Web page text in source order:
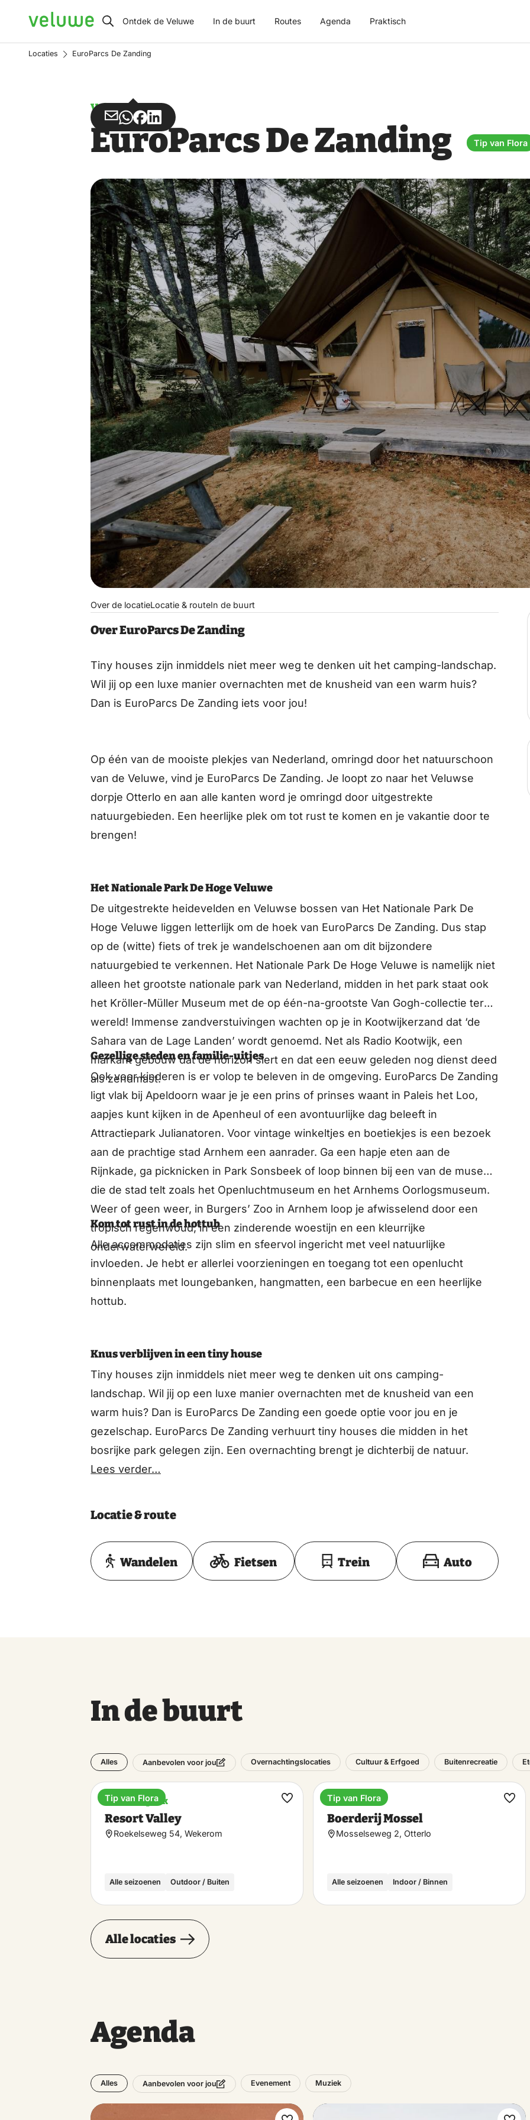
Veluwe Ontdek de Veluwe In de buurt Routes Agenda Praktisch
Locaties EuroParcs De Zanding
Vakantiepark
Deel
via
Deel
via
Deel
op
Deel
op
EuroParcs De Zanding Tip van Flora
Over de locatieLocatie & routeIn de buurt
Over EuroParcs De Zanding
Tiny houses zijn inmiddels niet meer weg te denken uit het camping-landschap.
Wil jij op een luxe manier overnachten met de knusheid van een warm huis?
Dan is EuroParcs De Zanding iets voor jou!
Op één van de mooiste plekjes van Nederland, omringd door het natuurschoon
van de Veluwe, vind je EuroParcs De Zanding. Je loopt zo naar het Veluwse
dorpje Otterlo en aan alle kanten word je omringd door uitgestrekte
natuurgebieden. Een heerlijke plek om tot rust te komen en je vakantie door te
brengen!
Het Nationale Park De Hoge Veluwe
De uitgestrekte heidevelden en Veluwse bossen van Het Nationale Park De
Hoge Veluwe liggen letterlijk om de hoek van EuroParcs De Zanding. Dus stap
op de (witte) fiets of trek je wandelschoenen aan om dit bijzondere
natuurgebied te verkennen. Het Nationale Park De Hoge Veluwe is namelijk niet
alleen het grootste nationale park van Nederland, midden in het park staat ook
het Kröller-Müller Museum met de op één-na-grootste Van Gogh-collectie ter
wereld! Immense zandverstuivingen wachten op je in Kootwijkerzand dat ‘de
Sahara van de Lage Landen’ wordt genoemd. Net als Radio Kootwijk, een
markant gebouw dat de horizon siert en dat een eeuw geleden nog dienst deed
als zendmast.
Gezellige steden en familie-uitjes
Ook voor kinderen is er volop te beleven in de omgeving. EuroParcs De Zanding
ligt vlak bij Apeldoorn waar je je een prins of prinses waant in Paleis het Loo,
aapjes kunt kijken in de Apenheul of een avontuurlijke dag beleeft in
Attractiepark Julianatoren. Voor vintage winkeltjes en boetiekjes is een bezoek
aan de prachtige stad Arnhem een aanrader. Ga een hapje eten aan de
Rijnkade, ga picknicken in Park Sonsbeek of loop binnen bij een van de musea
die de stad telt zoals het Openluchtmuseum en het Arnhems Oorlogsmuseum.
Weer of geen weer, in Burgers’ Zoo in Arnhem loop je afwisselend door een
tropisch regenwoud, in een zinderende woestijn en een kleurrijke
onderwaterwereld.
Kom tot rust in de hottub
Alle accommodaties zijn slim en sfeervol ingericht met veel natuurlijke
invloeden. Je hebt er allerlei voorzieningen en toegang tot een openlucht
binnenplaats met loungebanken, hangmatten, een barbecue en een heerlijke
hottub.
Knus verblijven in een tiny house
Tiny houses zijn inmiddels niet meer weg te denken uit ons camping-
landschap. Wil jij op een luxe manier overnachten met de knusheid van een
warm huis? Dan is EuroParcs De Zanding een goede optie voor jou en je
gezelschap. EuroParcs De Zanding verhuurt tiny houses die midden in het
bosrijke park gelegen zijn. Een overnachting brengt je dichterbij de natuur.
Lees verder…
Locatie & route
Toon op kaart
Wandelen Fietsen Trein Auto
In de buurt
Alles Aanbevolen voor jou Overnachtingslocaties Cultuur & Erfgoed Buitenrecreatie
Vakantiepark
Resort Valley
Roekelseweg 54, Wekerom
Alle seizoenen Outdoor / Buiten
Tip van Flora
Maak
Lunchroom
Boerderij Mossel
Mosselseweg 2, Otterlo
Alle seizoenen Indoor / Binnen
Tip van Flora
Maak
Alle locaties
Agenda
Alles Aanbevolen voor jou Evenement Muziek